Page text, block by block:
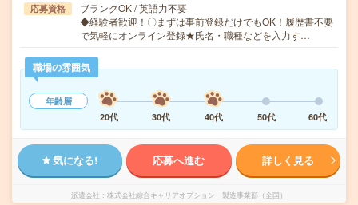
応募資格
ブランクOK / 英語力不要
◆経験者歓迎！〇まずは事前登録だけでもOK！履歴書不要
で気軽にオンライン登録★氏名・職種などを入力す…
職場の雰囲気
年齢層
20代
30代 40代 50代 60代
気になる! 応募へ進む 詳しく見る
派遣会社 株式会社綜合キャリアオプション 製造事業部（全国）